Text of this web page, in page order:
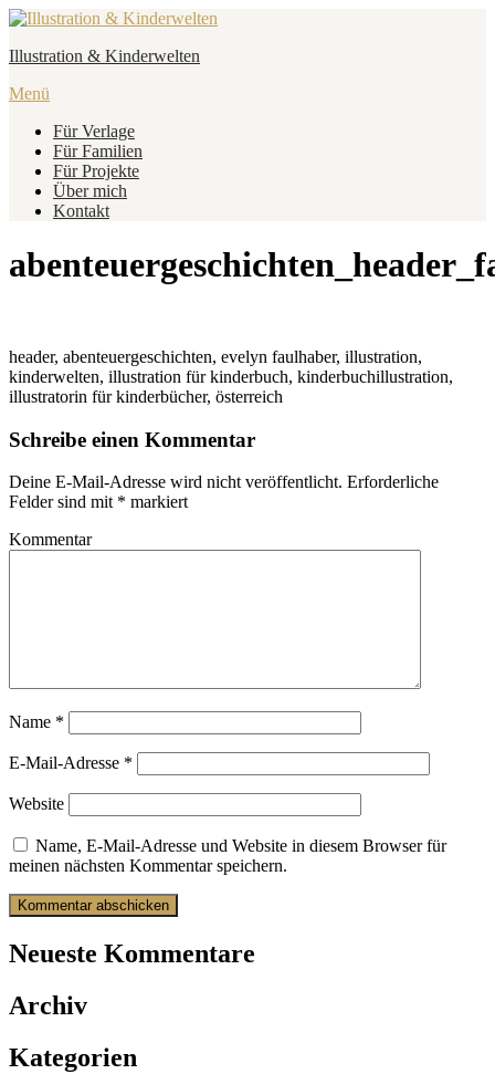
Zum
springen
Illustration & Kinderwelten
Menü
Für Verlage
Für Familien
Für Projekte
Über mich
Kontakt
header, abenteuergeschichten, evelyn faulhaber, illustration,
kinderwelten, illustration für kinderbuch, kinderbuchillustration,
illustratorin für kinderbücher, österreich
Schreibe einen Kommentar
Deine E-Mail-Adresse wird nicht veröffentlicht. Erforderliche
Felder sind mit * markiert
Kommentar
Name *
E-Mail-Adresse *
Website
Name, E-Mail-Adresse und Website in diesem Browser für
meinen nächsten Kommentar speichern.
Neueste Kommentare
Archiv
Kategorien